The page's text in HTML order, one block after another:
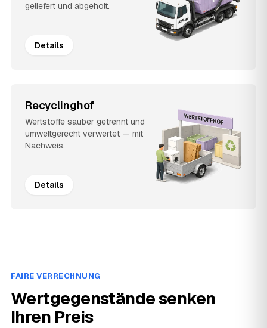
geliefert und abgeholt.
Details
Recyclinghof
Wertstoffe sauber getrennt und
umweltgerecht verwertet — mit
Nachweis.
Details
FAIRE VERRECHNUNG
Wertgegenstände senken
Ihren Preis